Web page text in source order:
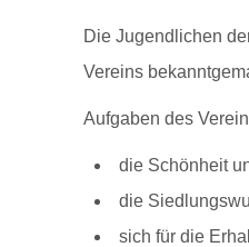
Die Jugendlichen
Vereins
Aufgaben des
die Schönheit
die
sich für die